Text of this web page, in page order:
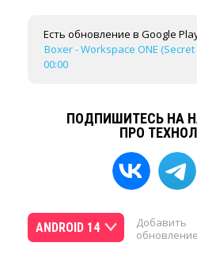
Есть обновление в Google
Boxer - Workspace ONE
00:00
ПОДПИШИТЕСЬ НА
ПРО
ANDROID 14
Добавить
обновление